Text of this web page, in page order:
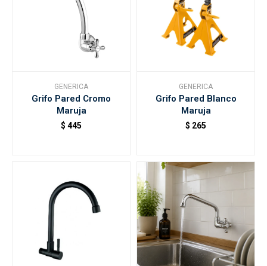
GENERICA
Grifo Pared Cromo
Maruja
$ 445
GENERICA
Grifo Pared Blanco
Maruja
$ 265